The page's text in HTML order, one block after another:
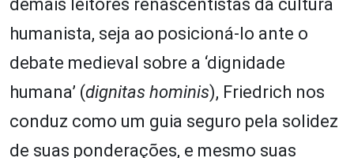
demais leitores renascentistas da cultura
humanista, seja ao posicioná-lo ante o
debate medieval sobre a ‘dignidade
humana’ (dignitas hominis), Friedrich nos
conduz como um guia seguro pela solidez
de suas ponderações, e mesmo suas